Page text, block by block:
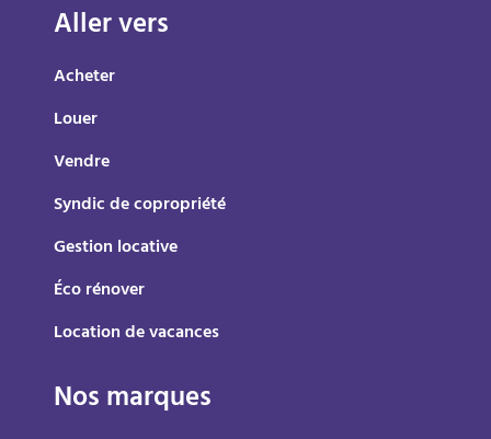
Aller vers
Acheter
Louer
Vendre
Syndic de copropriété
Gestion locative
Éco rénover
Location de vacances
Nos marques